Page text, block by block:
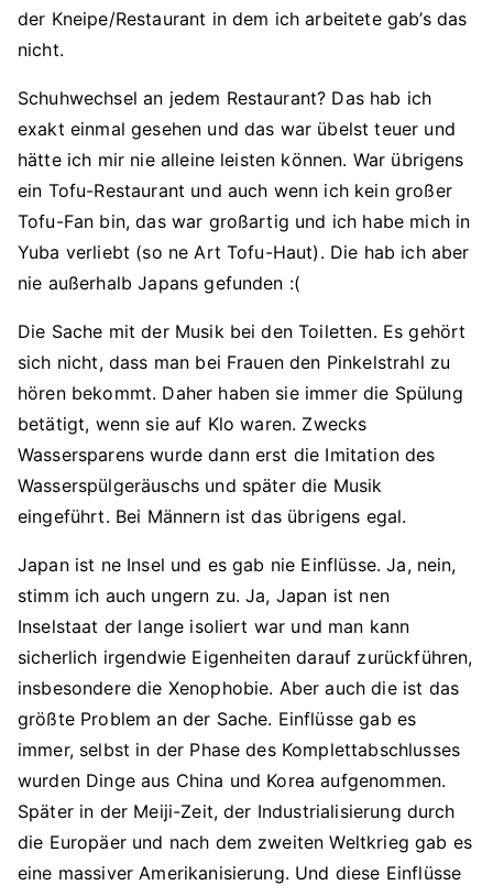
der Kneipe/Restaurant in dem ich arbeitete gab’s das
nicht.
Schuhwechsel an jedem Restaurant? Das hab ich
exakt einmal gesehen und das war übelst teuer und
hätte ich mir nie alleine leisten können. War übrigens
ein Tofu-Restaurant und auch wenn ich kein großer
Tofu-Fan bin, das war großartig und ich habe mich in
Yuba verliebt (so ne Art Tofu-Haut). Die hab ich aber
nie außerhalb Japans gefunden :(
Die Sache mit der Musik bei den Toiletten. Es gehört
sich nicht, dass man bei Frauen den Pinkelstrahl zu
hören bekommt. Daher haben sie immer die Spülung
betätigt, wenn sie auf Klo waren. Zwecks
Wassersparens wurde dann erst die Imitation des
Wasserspülgeräuschs und später die Musik
eingeführt. Bei Männern ist das übrigens egal.
Japan ist ne Insel und es gab nie Einflüsse. Ja, nein,
stimm ich auch ungern zu. Ja, Japan ist nen
Inselstaat der lange isoliert war und man kann
sicherlich irgendwie Eigenheiten darauf zurückführen,
insbesondere die Xenophobie. Aber auch die ist das
größte Problem an der Sache. Einflüsse gab es
immer, selbst in der Phase des Komplettabschlusses
wurden Dinge aus China und Korea aufgenommen.
Später in der Meiji-Zeit, der Industrialisierung durch
die Europäer und nach dem zweiten Weltkrieg gab es
eine massiver Amerikanisierung. Und diese Einflüsse